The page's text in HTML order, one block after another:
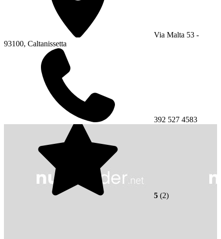
Via Malta 53 -
93100, Caltanissetta
392 527 4583
5 (2)